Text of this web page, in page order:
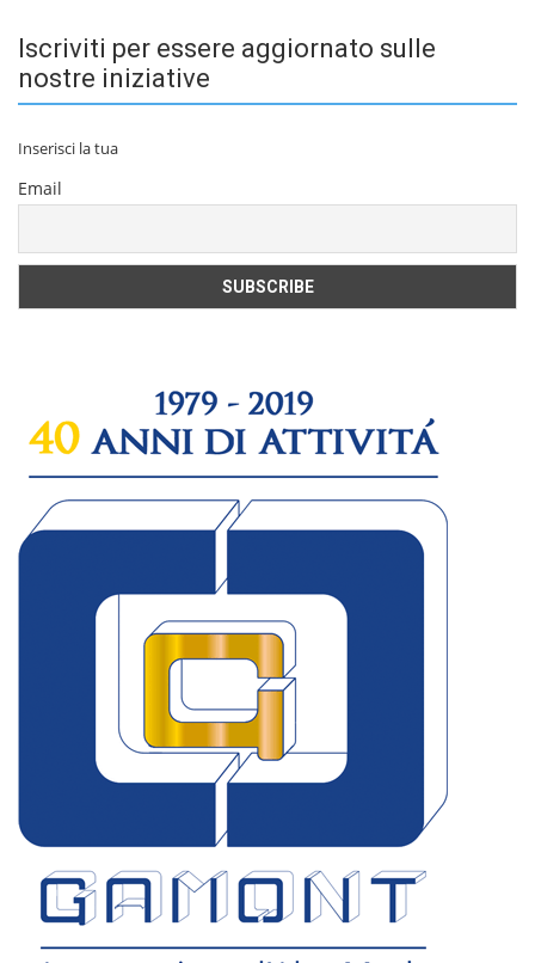
Iscriviti per essere aggiornato sulle
nostre iniziative
Inserisci la tua
Email